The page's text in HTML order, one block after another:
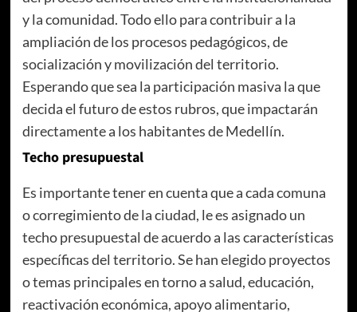
y la comunidad. Todo ello para contribuir a la
ampliación de los procesos pedagógicos, de
socialización y movilización del territorio.
Esperando que sea la participación masiva la que
decida el futuro de estos rubros, que impactarán
directamente a los habitantes de Medellín.
Techo presupuestal
Es importante tener en cuenta que a cada comuna
o corregimiento de la ciudad, le es asignado un
techo presupuestal de acuerdo a las características
específicas del territorio. Se han elegido proyectos
o temas principales en torno a salud, educación,
reactivación económica, apoyo alimentario,